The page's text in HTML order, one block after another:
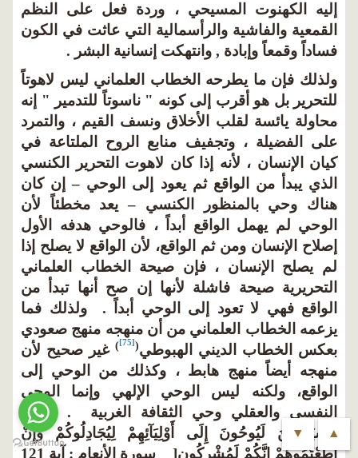
إليه الكهنوت المسيحي ، وردة فعل على النظم
القمعية والفاشية والرأسمالية التي عاثت في الكون
فساداً وقمعاً وإبادة , وانتهكت إنسانية البشر .
ولذلك فإن ما يطرحه الخطاب العلماني ليس لاهوتاً
للتحرير بل هو أقرب إلى كونه " ناسوتاً للتدمير " إنه
محاولة يائسة لقلب الأخلاق ونسف القيم ، والتمرد
على الفضيلة ، وتجفيف منابع الروح الملتاعة في
كيان الإنسان ، لأنه إذا كان لاهوت التحرير الكنسي
الذي يبدأ من الواقع ثم يعود إلى الوحي – إن كان
هناك وحي بالمنظور الكنسي – يعد مخطئاً لأن
الوحي لم يهمل الواقع أبداً ، فالوحي هدفه الأول
إصلاح الإنسان ومن ثم الواقع، لأن الواقع لا يصلح إذا
لم يصلح الإنسان ، فإن صيحة الخطاب العلماني
التحريرية صيحة فاشلة لأنها إن صح أنها تبدأ من
الواقع فهي لا تعود إلى الوحي أبداً . ولذلك فما
يزعمه الخطاب العلماني من أن منهجه منهج صعودي
بعكس الخطاب الديني الهبوطي(
[75]
) غير صحيح لأن
منهجه أيضاً منهج هابط ، وكذلك من الوحي إلى
الواقع، ولكنه ليس الوحي الإلهي وإنما الوحي
النفسي والعقلي وحي الثقافة الغربية . ]وَإِنَّ
الشَّيَاطِينَ لَيُوحُونَ إِلَى أَوْلِيَآئِهِمْ لِيُجَادِلُوكُمْ وَإِنْ
أَطَعْتُمُوهُمْ إِنَّكُمْ لَمُشْرِكُون[ سورة الأنعام : آية 121
▲
▼